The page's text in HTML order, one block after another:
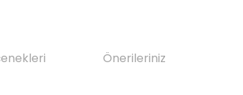
Önerileriniz